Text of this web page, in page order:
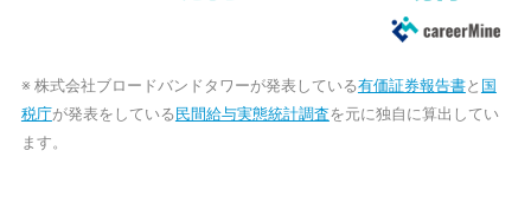
※ 株式会社ブロードバンドタワーが発表している有価証券報告書と 国
税庁が発表をしている 民間給与実態統計調査を元に独自に算出してい
ます。